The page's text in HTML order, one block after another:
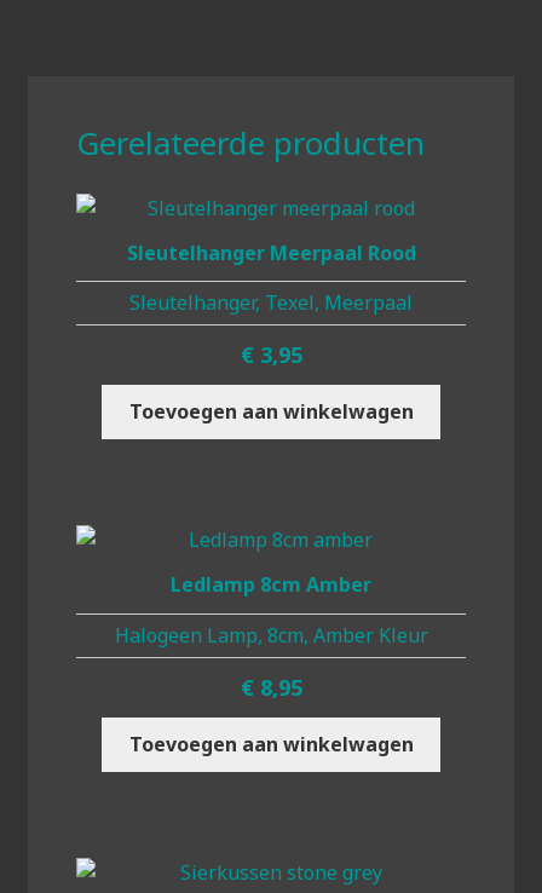
Gerelateerde producten
Sleutelhanger Meerpaal Rood
Sleutelhanger, Texel, Meerpaal
€ 3,95
Toevoegen aan winkelwagen
Ledlamp 8cm Amber
Halogeen Lamp, 8cm, Amber Kleur
€ 8,95
Toevoegen aan winkelwagen